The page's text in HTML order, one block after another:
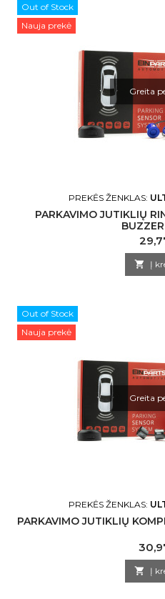
Out of Stock
Nauja prekė
Greita
PREKĖS ŽENKLAS:
PARKAVIMO JUTIKLIŲ
 Į
Out of Stock
Nauja prekė
Greita
PREKĖS ŽENKLAS:
PARKAVIMO JUTIKLIŲ
 Į